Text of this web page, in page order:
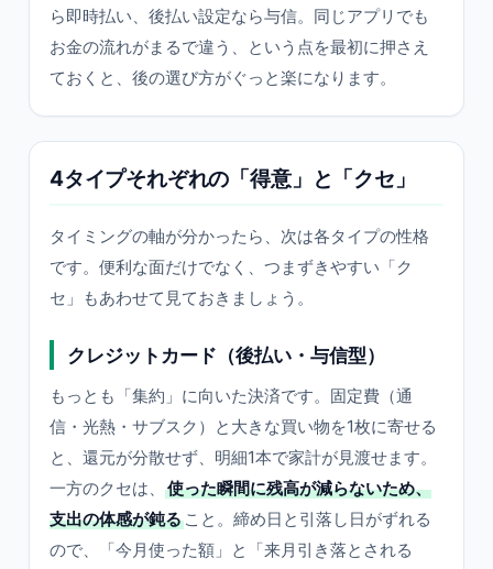
ら即時払い、後払い設定なら与信。同じアプリでも
お金の流れがまるで違う、という点を最初に押さえ
ておくと、後の選び方がぐっと楽になります。
4タイプそれぞれの「得意」と「クセ」
タイミングの軸が分かったら、次は各タイプの性格
です。便利な面だけでなく、つまずきやすい「ク
セ」もあわせて見ておきましょう。
クレジットカード（後払い・与信型）
もっとも「集約」に向いた決済です。固定費（通
信・光熱・サブスク）と大きな買い物を1枚に寄せる
と、還元が分散せず、明細1本で家計が見渡せます。
一方のクセは、
使った瞬間に残高が減らないため、
支出の体感が鈍る こと。締め日と引落し日がずれる
ので、「今月使った額」と「来月引き落とされる